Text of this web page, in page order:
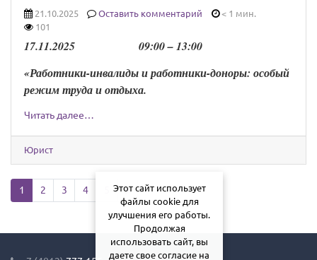
21.10.2025 Оставить комментарий
< 1 мин.
101
17.11.2025 09:00 –13:00
«Работники-инвалиды и работники-доноры: особый
режим труда и отдыха.
Читать далее…
Юрист
1 2 3 4 Next page
Этот сайт использует
файлы cookie для
улучшения его работы.
Продолжая
использовать сайт, вы
даете свое согласие на